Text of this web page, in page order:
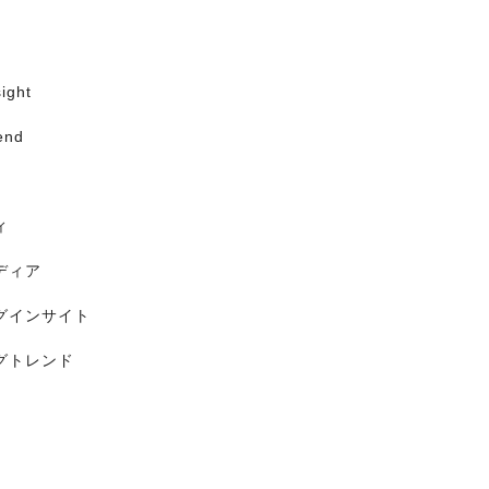
ィア
インサイト
トレンド